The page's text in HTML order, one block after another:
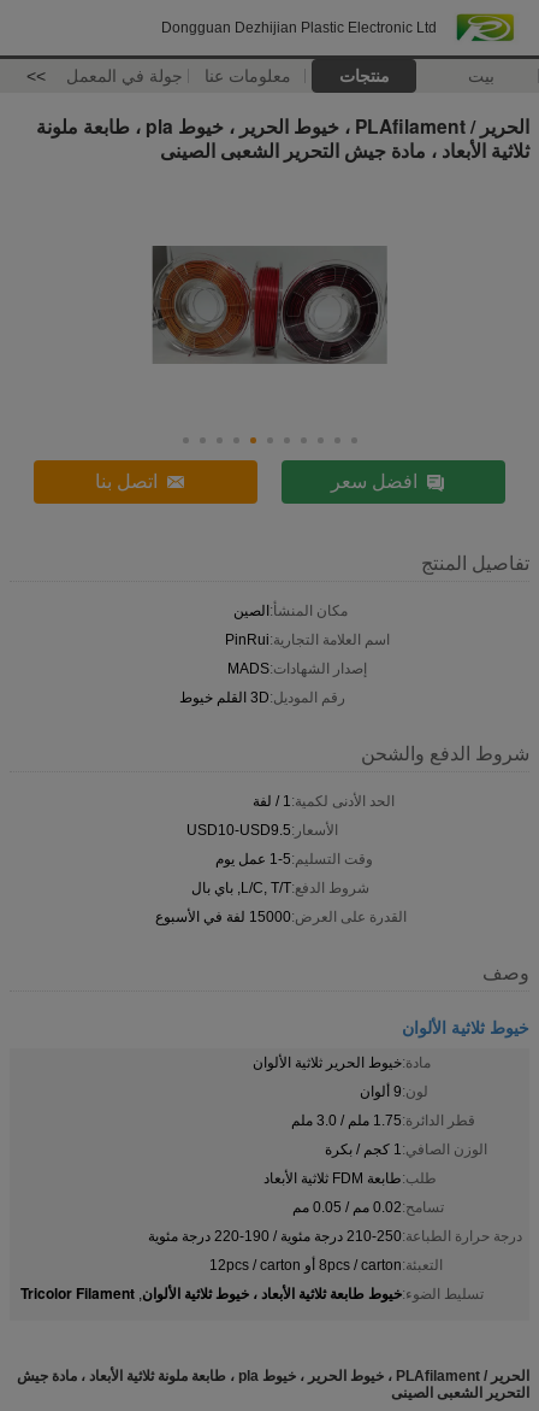
Dongguan Dezhijian Plastic Electronic Ltd
بيت منتجات معلومات عنا جولة في المعمل >>
الحرير / PLAfilament ، خيوط الحرير ، خيوط pla ، طابعة ملونة
ثلاثية الأبعاد ، مادة جيش التحرير الشعبى الصينى
افضل سعر اتصل بنا
تفاصيل المنتج
مكان المنشأ:الصين
اسم العلامة التجارية:PinRui
إصدار الشهادات:MADS
رقم الموديل:3D القلم خيوط
شروط الدفع والشحن
الحد الأدنى لكمية:1 / لفة
الأسعار:USD10-USD9.5
وقت التسليم:1-5 عمل يوم
شروط الدفع:L/C, T/T, باي بال
القدرة على العرض:15000 لفة في الأسبوع
وصف
خيوط ثلاثية الألوان
مادة:خيوط الحرير ثلاثية الألوان
لون:9 ألوان
قطر الدائرة:1.75 ملم / 3.0 ملم
الوزن الصافي:1 كجم / بكرة
طلب:طابعة FDM ثلاثية الأبعاد
تسامح:0.02 مم / 0.05 مم
درجة حرارة الطباعة:210-250 درجة مئوية / 190-220 درجة مئوية
التعبئة:8pcs / carton أو 12pcs / carton
تسليط الضوء:خيوط طابعة ثلاثية الأبعاد ، خيوط ثلاثية الألوان,
Tricolor Filament
الحرير / PLAfilament ، خيوط الحرير ، خيوط pla ، طابعة ملونة ثلاثية الأبعاد ، مادة جيش
التحرير الشعبى الصينى